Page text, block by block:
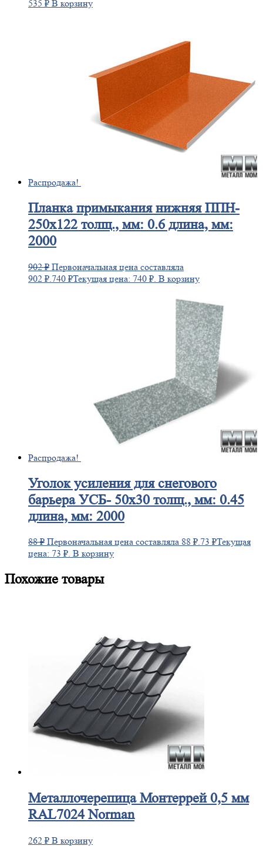
535 ₽ В корзину
Распродажа!
Планкапримыкания нижняя ППН-
250х122 толщ., мм: 0.6 длина, мм:
2000
902₽ Первоначальная цена составляла
902 ₽. 740 ₽Текущая цена: 740 ₽. В корзину
Распродажа!
Уголокусиления для снегового
барьера УСБ- 50х30 толщ., мм: 0.45
длина, мм: 2000
88₽ Первоначальная цена составляла 88 ₽.73 ₽Текущая
цена: 73 ₽. В корзину
Похожие товары
МеталлочерепицаМонтеррей 0,5 мм
RAL7024 Norman
262 ₽ В корзину